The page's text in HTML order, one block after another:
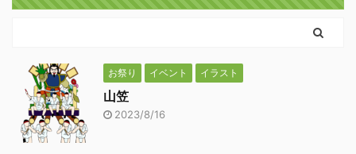
お祭り イベント イラスト
山笠
2023/8/16